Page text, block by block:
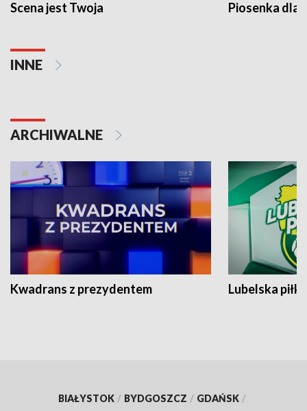
Scena jest Twoja Piosenka dla
INNE
ARCHIWALNE
Kwadrans z prezydentem Lubelska piłka
BIAŁYSTOK / BYDGOSZCZ / GDAŃSK /